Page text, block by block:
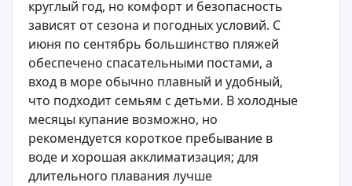
круглый год, но комфорт и безопасность
зависят от сезона и погодных условий. С
июня по сентябрь большинство пляжей
обеспечено спасательными постами, а
вход в море обычно плавный и удобный,
что подходит семьям с детьми. В холодные
месяцы купание возможно, но
рекомендуется короткое пребывание в
воде и хорошая акклиматизация; для
длительного плавания лучше